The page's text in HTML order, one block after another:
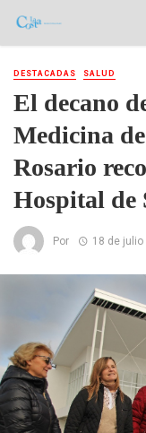
DESTACADAS SALUD
El decano
Medicina
Rosario
Hospital de
Por 18 de julio